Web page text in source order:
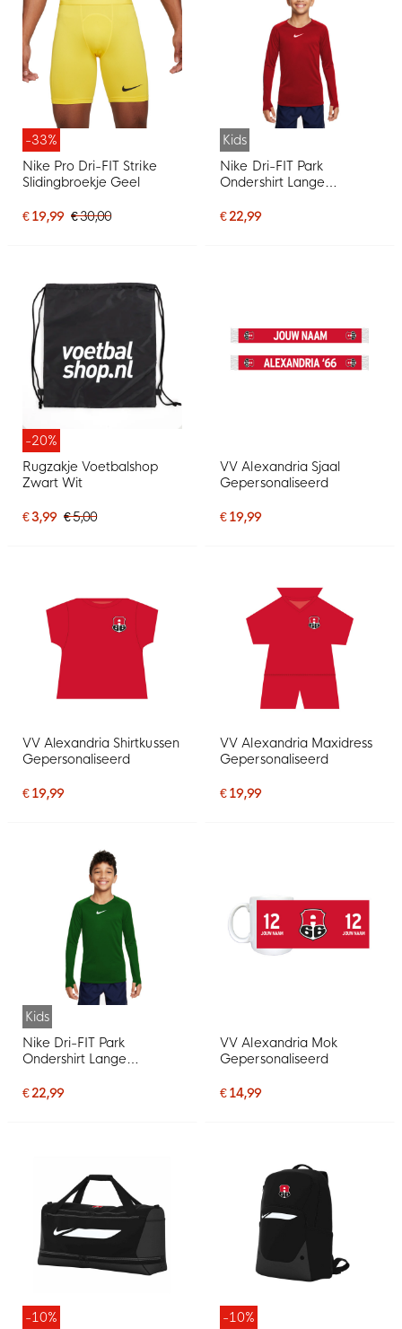
-33%
Nike Pro Dri-FIT Strike
Slidingbroekje Geel
€ 19,99 € 30,00
Kids
Nike Dri-FIT Park
Ondershirt Lange
€ 22,99
-20%
Rugzakje Voetbalshop
Zwart Wit
€ 3,99 € 5,00
VV Alexandria Sjaal
Gepersonaliseerd
€ 19,99
VV Alexandria Shirtkussen
Gepersonaliseerd
€ 19,99
VV Alexandria Maxidress
Gepersonaliseerd
€ 19,99
Kids
Nike Dri-FIT Park
Ondershirt Lange
€ 22,99
VV Alexandria Mok
Gepersonaliseerd
€ 14,99
-10%
-10%